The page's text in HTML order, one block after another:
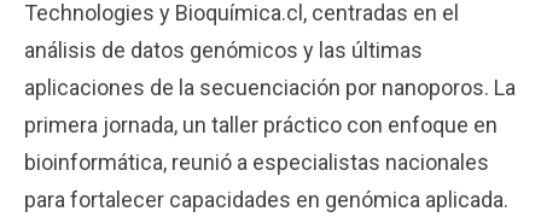
FACULTAD
Funcionarios Egresados
Technologies y Bioquímica.cl, centradas en el
análisis de datos genómicos y las últimas
aplicaciones de la secuenciación por nanoporos. La
primera jornada, un taller práctico con enfoque en
bioinformática, reunió a especialistas nacionales
para fortalecer capacidades en genómica aplicada.